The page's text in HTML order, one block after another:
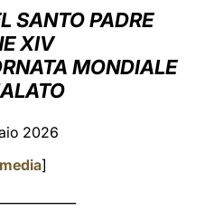
SANTO PADRE
XIV
MONDIALE
2026
]